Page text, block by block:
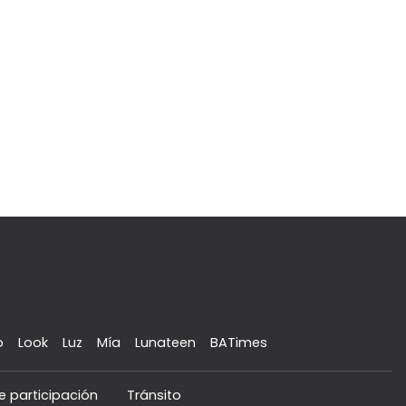
Look Luz Mía Lunateen BATimes
participación Tránsito